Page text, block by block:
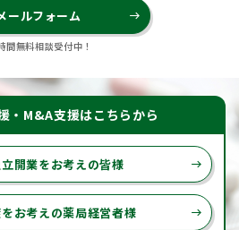
ールフォーム east
間無料相談受付中！
・M&A支援はこちらから
開業をお考えの皆様 east
お考えの薬局経営者様 east